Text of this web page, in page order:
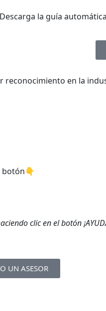
Descarga la guía
reconocimiento en la
botón👇
clic en el botón
UN ASESOR